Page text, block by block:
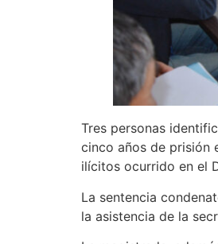
Tres personas
cinco años de prisión
ilícitos ocurrido en el
La sentencia
la asistencia de la